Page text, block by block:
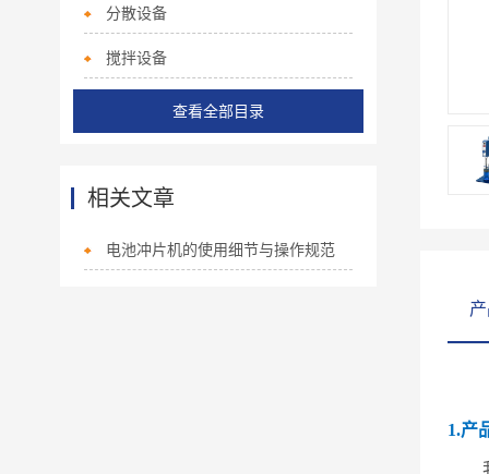
1.产
分散设备
搅拌设备
查看全部目录
相关文章
电池冲片机的使用细节与操作规范